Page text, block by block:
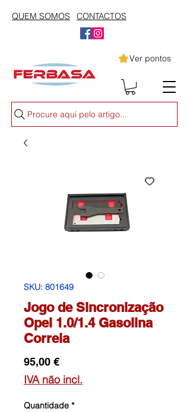
QUEM SOMOS CONTACTOS
Ver pontos
Procure aqui pelo artigo...
SKU: 801649
Jogo de Sincronização
Opel 1.0/1.4 Gasolina
Correia
95,00 €Preço
IVA não incl.
Quantidade *